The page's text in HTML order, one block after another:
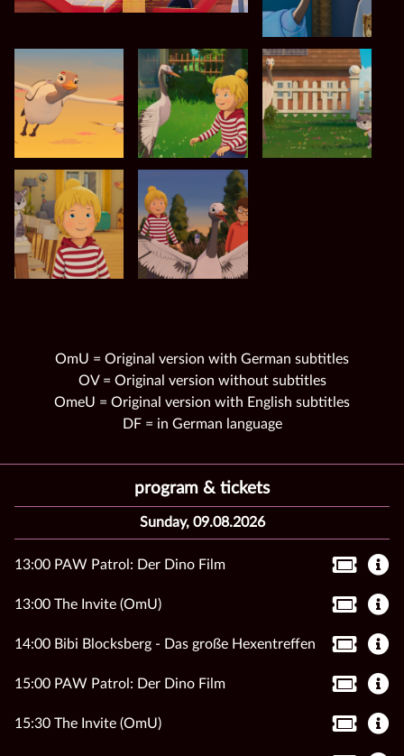
OmU = Original version with German subtitles
OV = Original version without subtitles
OmeU = Original version with English subtitles
DF = in German language
program & tickets
Sunday, 09.08.2026
13:00 PAW Patrol: Der Dino Film
13:00 The Invite (OmU)
14:00 Bibi Blocksberg - Das große Hexentreffen
15:00 PAW Patrol: Der Dino Film
15:30 The Invite (OmU)